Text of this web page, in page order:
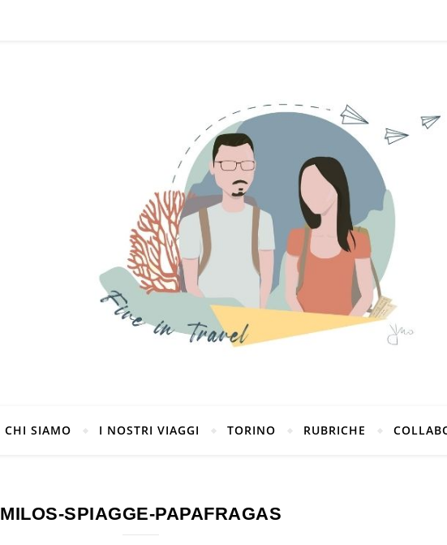
CHI SIAMO I NOSTRI VIAGGI TORINO RUBRICHE
MILOS-SPIAGGE-PAPAFRAGAS